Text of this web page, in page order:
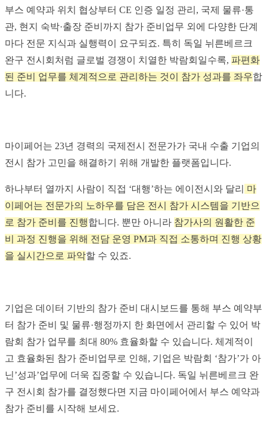
부스 예약과 위치 협상부터 CE 인증 일정 관리, 국제 물류·통
관, 현지 숙박·출장 준비까지 참가 준비업무 외에 다양한 단계
마다 전문 지식과 실행력이 요구되죠. 특히 독일 뉘른베르크
완구 전시회처럼 글로벌 경쟁이 치열한 박람회일수록, 파편화
된 준비 업무를 체계적으로 관리하는 것이 참가 성과를 좌우합
니다.
마이페어는 23년 경력의 국제전시 전문가가 국내 수출 기업의
전시 참가 고민을 해결하기 위해 개발한 플랫폼입니다.
하나부터 열까지 사람이 직접 ‘대행’하는 에이전시와 달리 마
이페어는 전문가의 노하우를 담은 전시 참가 시스템을 기반으
로 참가 준비를 진행합니다. 뿐만 아니라 참가사의 원활한 준
비 과정 진행을 위해 전담 운영 PM과 직접 소통하며 진행 상황
을 실시간으로 파악할 수 있죠.
기업은 데이터 기반의 참가 준비 대시보드를 통해 부스 예약부
터 참가 준비 및 물류·행정까지 한 화면에서 관리할 수 있어 박
람회 참가 업무를 최대 80% 효율화할 수 있습니다. 체계적이
고 효율화된 참가 준비업무로 인해, 기업은 박람회 ‘참가’가 아
닌’성과’업무에 더욱 집중할 수 있습니다. 독일 뉘른베르크 완
구 전시회 참가를 결정했다면 지금 마이페어에서 부스 예약과
참가 준비를 시작해 보세요.